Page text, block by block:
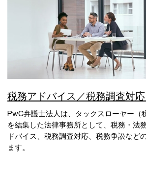
税務アドバイス／税務調査対
PwC弁護士法人は、タックスローヤー（
を結集した法律事務所として、税務・法
ドバイス、税務調査対応、税務争訟など
ます。